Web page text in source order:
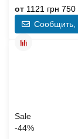
от 1121 грн 750
Сообщить,
Sale
-44%